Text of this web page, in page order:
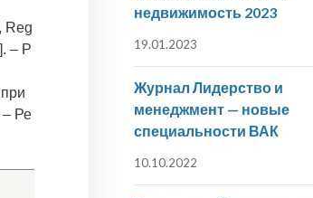
Reg
– Р
– Ре
недвижимость 2023
19.01.2023
Журнал Лидерство и
менеджмент — новые
специальности ВАК
10.10.2022